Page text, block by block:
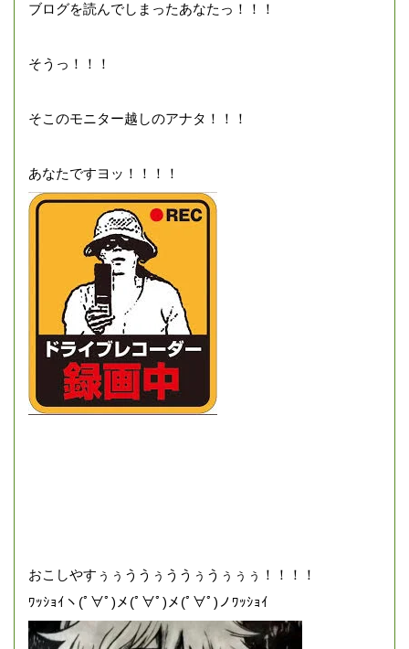
ブログを読んでしまったあなたっ！！！
そうっ！！！
そこのモニター越しのアナタ！！！
あなたですヨッ！！！！
おこしやすぅぅううぅううぅうぅぅぅ！！！！
ﾜｯｼｮｲヽ(ﾟ∀ﾟ)メ(ﾟ∀ﾟ)メ(ﾟ∀ﾟ)ノﾜｯｼｮｲ